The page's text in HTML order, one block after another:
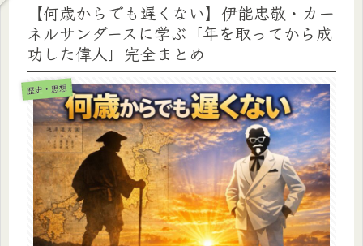
【何歳からでも遅くない】伊能忠敬・カー
ネルサンダースに学ぶ「年を取ってから成
功した偉人」完全まとめ
歴史・思想